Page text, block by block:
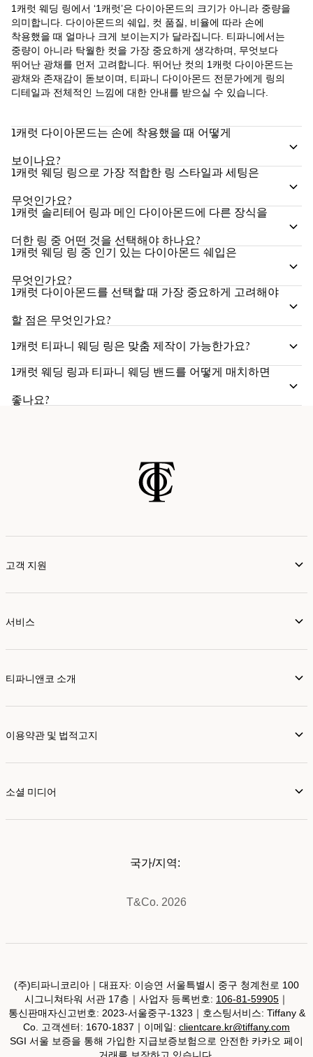
1캐럿 웨딩 링에서 ‘1캐럿’은 다이아몬드의 크기가 아니라 중량을
의미합니다. 다이아몬드의 쉐입, 컷 품질, 비율에 따라 손에
착용했을 때 얼마나 크게 보이는지가 달라집니다. 티파니에서는
중량이 아니라 탁월한 컷을 가장 중요하게 생각하며, 무엇보다
뛰어난 광채를 먼저 고려합니다. 뛰어난 컷의 1캐럿 다이아몬드는
광채와 존재감이 돋보이며, 티파니 다이아몬드 전문가에게 링의
디테일과 전체적인 느낌에 대한 안내를 받으실 수 있습니다.
1캐럿 다이아몬드는 손에 착용했을 때 어떻게
보이나요?
1캐럿 웨딩 링으로 가장 적합한 링 스타일과 세팅은
무엇인가요?
1캐럿 솔리테어 링과 메인 다이아몬드에 다른 장식을
더한 링 중 어떤 것을 선택해야 하나요?
1캐럿 웨딩 링 중 인기 있는 다이아몬드 쉐입은
무엇인가요?
1캐럿 다이아몬드를 선택할 때 가장 중요하게 고려해야
할 점은 무엇인가요?
1캐럿 티파니 웨딩 링은 맞춤 제작이 가능한가요?
1캐럿 웨딩 링과 티파니 웨딩 밴드를 어떻게 매치하면
좋나요?
고객 지원
서비스
티파니앤코 소개
이용약관 및 법적고지
소셜 미디어
T&Co. 2026
국가/지역:
(주)티파니코리아｜대표자: 이승연 서울특별시 중구 청계천로 100
시그니쳐타워 서관 17층｜사업자 등록번호: 106-81-59905 ｜
통신판매자신고번호: 2023-서울중구-1323｜호스팅서비스: Tiffany &
Co. 고객센터: 1670-1837｜이메일: clientcare.kr@tiffany.com
SGI 서울 보증을 통해 가입한 지급보증보험으로 안전한 카카오 페이